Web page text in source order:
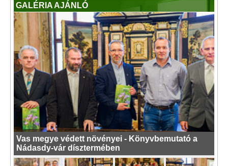
GALÉRIA AJÁNLÓ
Vas megye védett növényei - Könyvbemutató a
Nádasdy-vár dísztermében